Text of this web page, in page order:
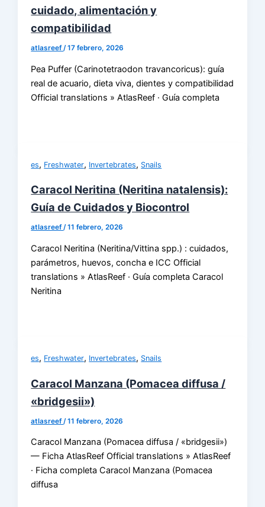
cuidado, alimentación y
compatibilidad
atlasreef/17 febrero, 2026
Pea Puffer (Carinotetraodon travancoricus): guía
real de acuario, dieta viva, dientes y compatibilidad
Official translations » AtlasReef · Guía completa
es, Freshwater, Invertebrates, Snails
Caracol Neritina (Neritina natalensis):
Guía de Cuidados y Biocontrol
atlasreef/11 febrero, 2026
Caracol Neritina (Neritina/Vittina spp.) : cuidados,
parámetros, huevos, concha e ICC Official
translations » AtlasReef · Guía completa Caracol
Neritina
es, Freshwater, Invertebrates, Snails
Caracol Manzana (Pomacea diffusa /
«bridgesii»)
atlasreef /11 febrero, 2026
Caracol Manzana (Pomacea diffusa / «bridgesii»)
— Ficha AtlasReef Official translations » AtlasReef
· Ficha completa Caracol Manzana (Pomacea
diffusa